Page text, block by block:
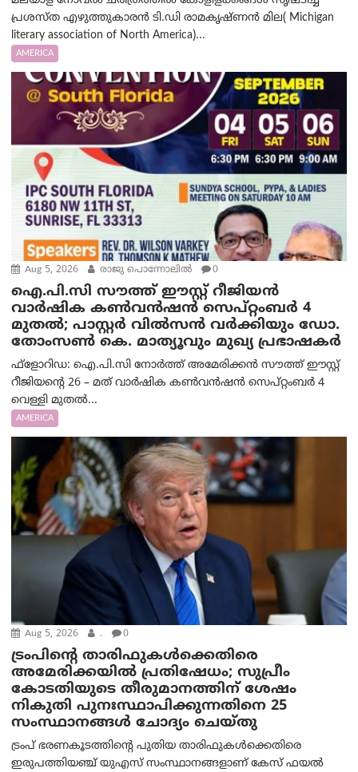
പ്രശസ്‌ത എഴുത്തുകാരൻ ടി.ഡി രാമകൃഷ്ണൻ മില( Michigan
literary association of North America)...
AMERICA
Aug 5, 2026 രാജു പൊന്നോലിൽ 0
ഐ.പി.സി സൗത്ത് ഈസ്റ്റ് റീജിയൻ
വാർഷിക കൺവൻഷൻ സെപ്റ്റംബർ 4
മുതൽ; പാസ്റ്റർ വിൽസൻ വർക്കിയും ഡോ.
തോംസൺ കെ. മാത്യൂവും മുഖ്യ പ്രഭാഷകർ
ഫ്ളോറിഡ: ഐ.പി.സി നോർത്ത് അമേരിക്കൻ സൗത്ത് ഈസ്റ്റ്
റീജിയന്റെ 26 – മത് വാർഷിക കൺവൻഷൻ സെപ്റ്റംബർ 4
വെള്ളി മുതൽ...
AMERICA
Aug 5, 2026 . 0
ട്രംപിന്റെ താരിഫുകൾക്കെതിരെ
അമേരിക്കയില്‍ പ്രതിഷേധം; സുപ്രീം
കോടതിയുടെ തീരുമാനത്തിന് ശേഷം
നികുതി പുനഃസ്ഥാപിക്കുന്നതിനെ 25
സംസ്ഥാനങ്ങൾ ചോദ്യം ചെയ്തു
ട്രംപ് ഭരണകൂടത്തിന്റെ പുതിയ താരിഫുകൾക്കെതിരെ
ഇരുപത്തിയഞ്ച് യുഎസ് സംസ്ഥാനങ്ങളാണ് കേസ് ഫയൽ